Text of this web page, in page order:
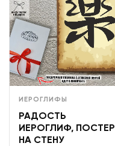
ИЕРОГЛИФЫ
РАДОСТЬ
ИЕРОГЛИФ, ПОСТЕР
НА СТЕНУ